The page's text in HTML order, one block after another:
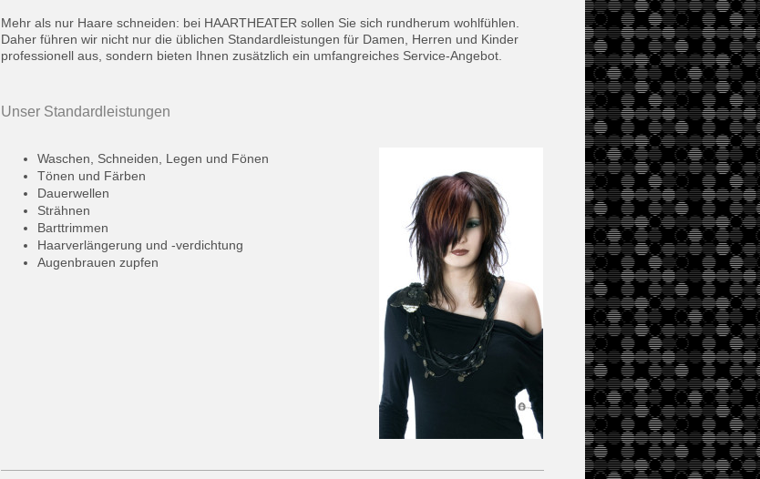
Mehr als nur Haare schneiden: bei HAARTHEATER sollen Sie sich rundherum wohlfühlen.
Daher führen wir nicht nur die üblichen Standardleistungen für Damen, Herren und Kinder
professionell aus, sondern bieten Ihnen zusätzlich ein umfangreiches Service-Angebot.
Unser Standardleistungen
Waschen, Schneiden, Legen und Fönen
Tönen und Färben
Dauerwellen
Strähnen
Barttrimmen
Haarverlängerung und -verdichtung
Augenbrauen zupfen